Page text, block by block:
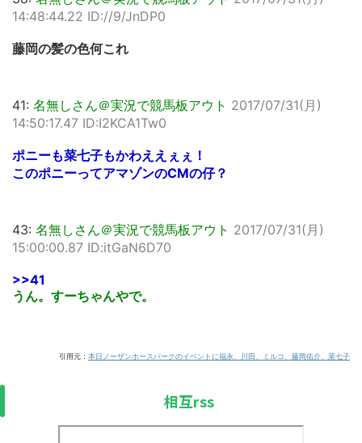
14:48:44.22 ID://9/JnDP0
藤岡の髪の色何これ
41: 名無しさん＠実況で競馬板アウト 2017/07/31(月)
14:50:17.47 ID:I2KCA1Tw0
ポニーも菜七子もかわええぇぇ！
このポニーってアマゾンのCMの仔？
43: 名無しさん＠実況で競馬板アウト 2017/07/31(月)
15:00:00.87 ID:itGaN6D70
>>41
うん。すーちゃんやで。
引用元： 本日ノーザンホースパークのイベントに福永、川田、ミルコ、藤岡佑介、菜七子
相互rss